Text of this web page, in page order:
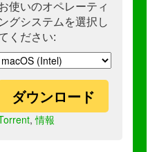
使いのオペレーティ
ングシステムを選択し
ください:
ダウンロード
,情報